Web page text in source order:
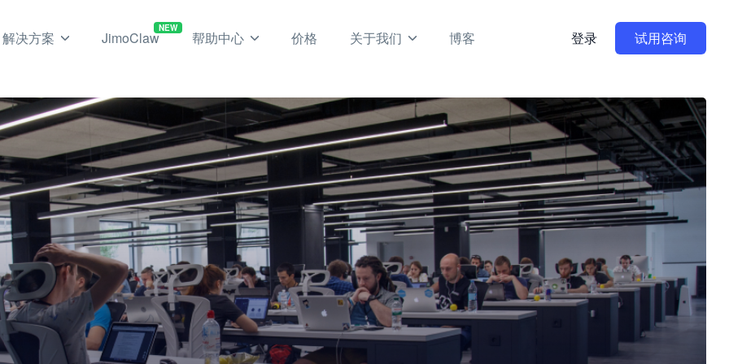
解决方案 JimoClaw
NEW
帮助中心 价格 关于我们 博客 登录 试用咨询